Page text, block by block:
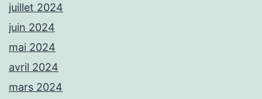
juillet 2024
juin 2024
mai 2024
avril 2024
mars 2024